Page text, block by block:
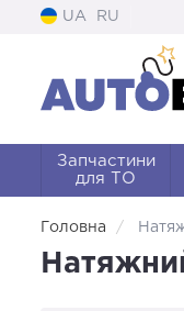
UA RU
Запчастини
для ТО
Головна